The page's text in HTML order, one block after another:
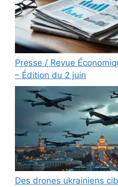
Presse / Revue
– Édition du 2 juin
Des drones ukrainiens